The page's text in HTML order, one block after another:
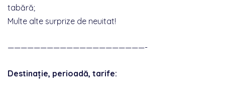
tabără;
Multe alte surprize de neuitat!
—————————————————————-
Destinație, perioadă, tarife: